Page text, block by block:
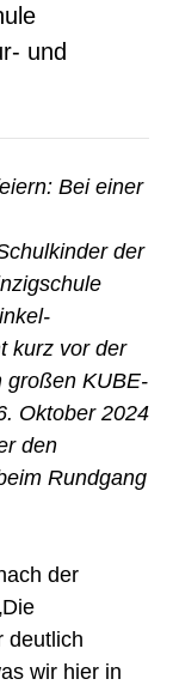
und
Bei einer
der
kurz vor der
großen KUBE-
Oktober 2024
den
Rundgang
der
deutlich
wir hier in